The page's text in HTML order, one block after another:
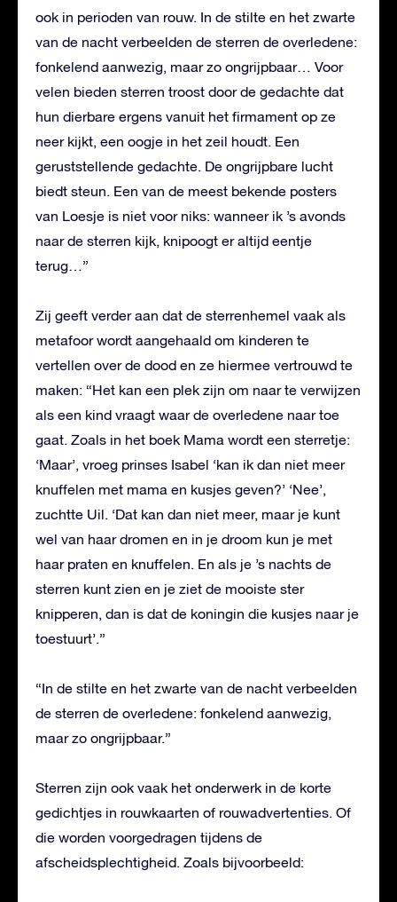
ook in perioden van rouw. In de stilte en het zwarte
van de nacht verbeelden de sterren de overledene:
fonkelend aanwezig, maar zo ongrijpbaar… Voor
velen bieden sterren troost door de gedachte dat
hun dierbare ergens vanuit het firmament op ze
neer kijkt, een oogje in het zeil houdt. Een
geruststellende gedachte. De ongrijpbare lucht
biedt steun. Een van de meest bekende posters
van Loesje is niet voor niks: wanneer ik ’s avonds
naar de sterren kijk, knipoogt er altijd eentje
terug…”
Zij geeft verder aan dat de sterrenhemel vaak als
metafoor wordt aangehaald om kinderen te
vertellen over de dood en ze hiermee vertrouwd te
maken: “Het kan een plek zijn om naar te verwijzen
als een kind vraagt waar de overledene naar toe
gaat. Zoals in het boek Mama wordt een sterretje:
‘Maar’, vroeg prinses Isabel ‘kan ik dan niet meer
knuffelen met mama en kusjes geven?’ ‘Nee’,
zuchtte Uil. ‘Dat kan dan niet meer, maar je kunt
wel van haar dromen en in je droom kun je met
haar praten en knuffelen. En als je ’s nachts de
sterren kunt zien en je ziet de mooiste ster
knipperen, dan is dat de koningin die kusjes naar je
toestuurt’.”
“In de stilte en het zwarte van de nacht verbeelden
de sterren de overledene: fonkelend aanwezig,
maar zo ongrijpbaar.”
Sterren zijn ook vaak het onderwerk in de korte
gedichtjes in rouwkaarten of rouwadvertenties. Of
die worden voorgedragen tijdens de
afscheidsplechtigheid. Zoals bijvoorbeeld: